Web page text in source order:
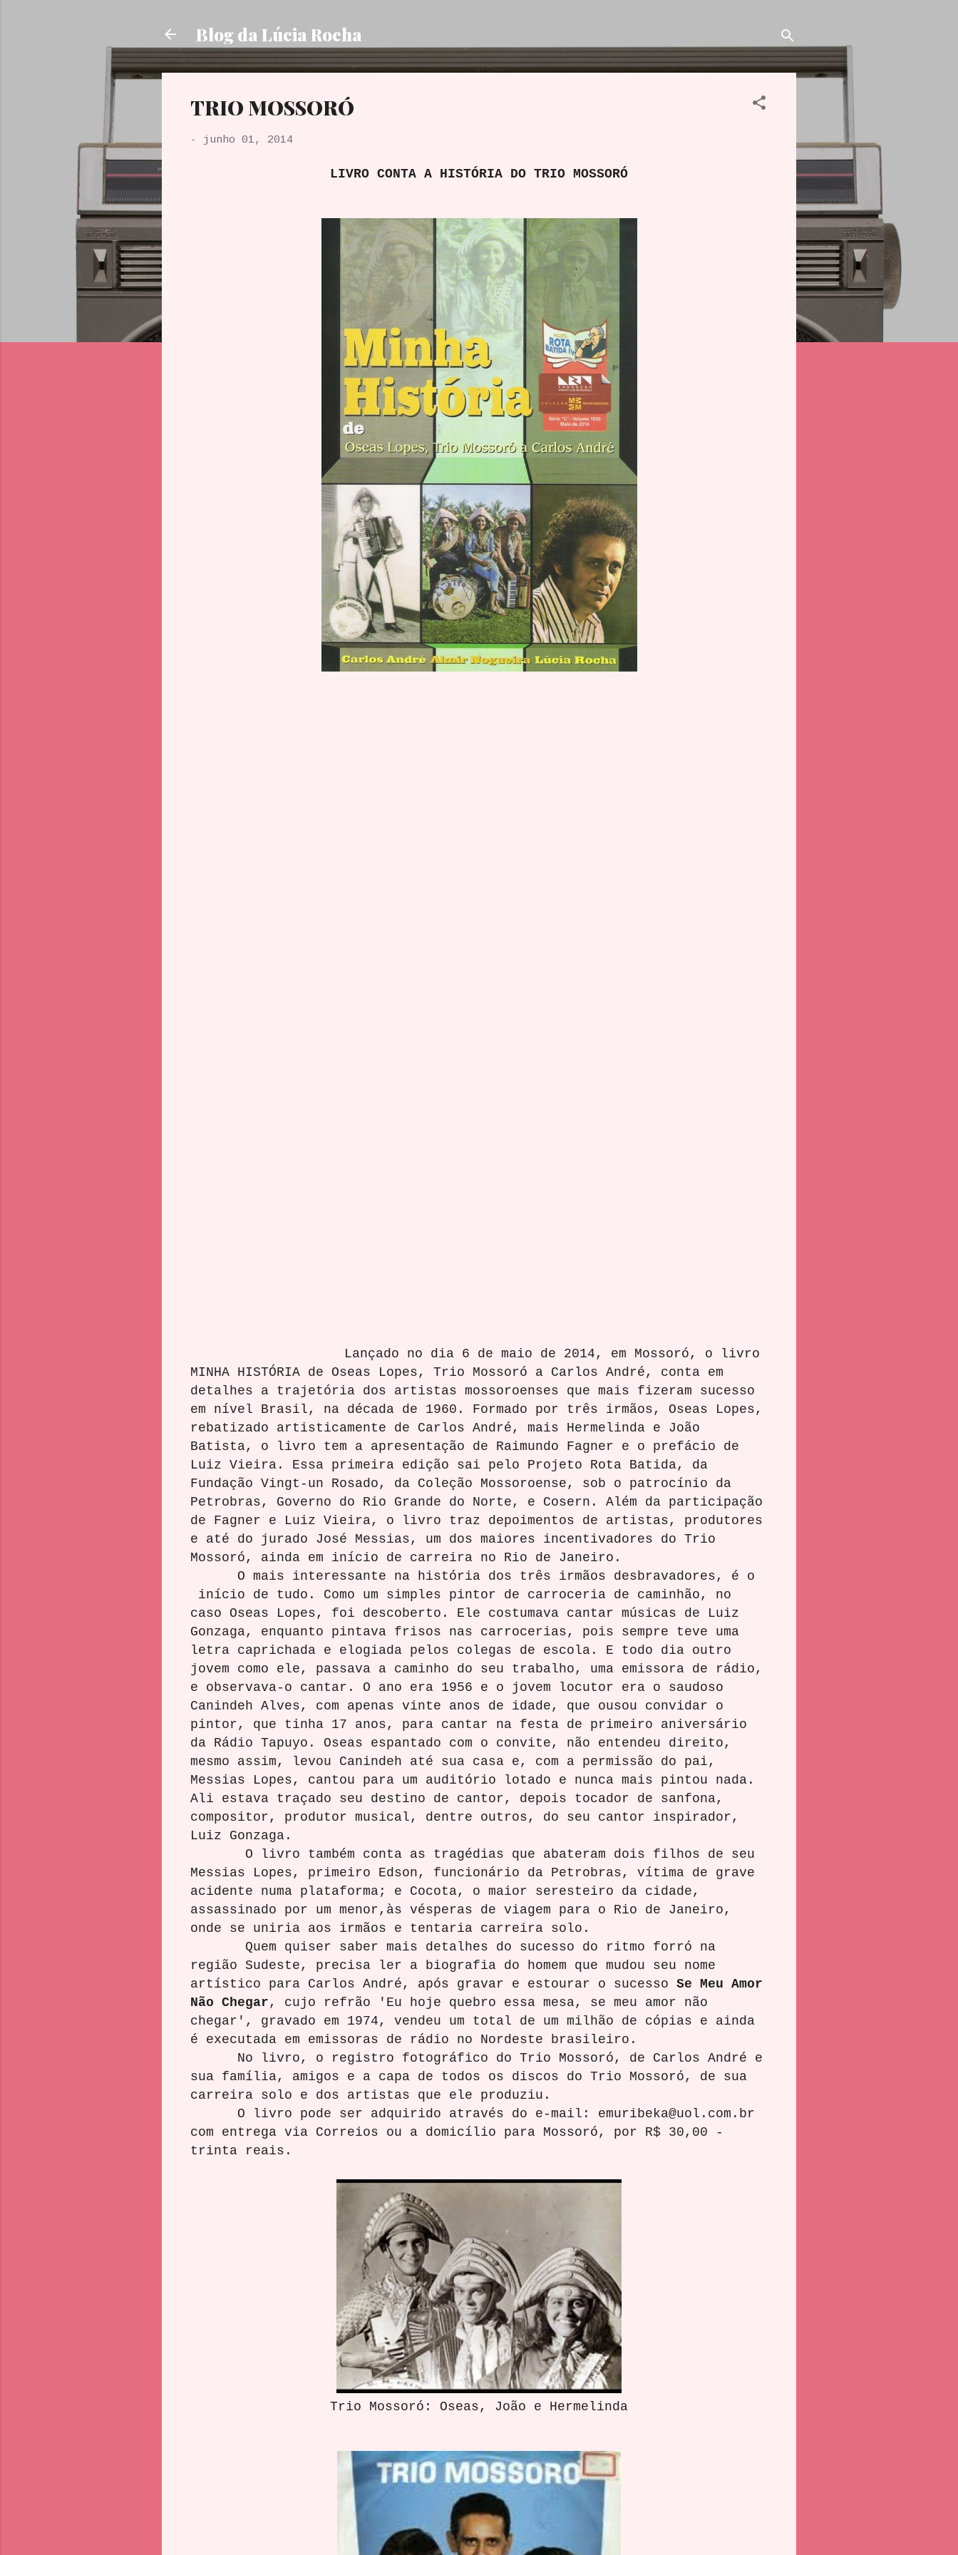
Blog da Lúcia Rocha
TRIO MOSSORÓ
- junho 01, 2014
LIVRO CONTA A HISTÓRIA DO TRIO MOSSORÓ
Lançado no dia 6 de maio de 2014, em Mossoró, o livro
MINHA HISTÓRIA de Oseas Lopes, Trio Mossoró a Carlos André, conta em
detalhes a trajetória dos artistas mossoroenses que mais fizeram sucesso
em nível Brasil, na década de 1960. Formado por três irmãos, Oseas Lopes,
rebatizado artisticamente de Carlos André, mais Hermelinda e João
Batista, o livro tem a apresentação de Raimundo Fagner e o prefácio de
Luiz Vieira. Essa primeira edição sai pelo Projeto Rota Batida, da
Fundação Vingt-un Rosado, da Coleção Mossoroense, sob o patrocínio da
Petrobras, Governo do Rio Grande do Norte, e Cosern. Além da participação
de Fagner e Luiz Vieira, o livro traz depoimentos de artistas, produtores
e até do jurado José Messias, um dos maiores incentivadores do Trio
Mossoró, ainda em início de carreira no Rio de Janeiro.
O mais interessante na história dos três irmãos desbravadores, é o
início de tudo. Como um simples pintor de carroceria de caminhão, no
caso Oseas Lopes, foi descoberto. Ele costumava cantar músicas de Luiz
Gonzaga, enquanto pintava frisos nas carrocerias, pois sempre teve uma
letra caprichada e elogiada pelos colegas de escola. E todo dia outro
jovem como ele, passava a caminho do seu trabalho, uma emissora de rádio,
e observava-o cantar. O ano era 1956 e o jovem locutor era o saudoso
Canindeh Alves, com apenas vinte anos de idade, que ousou convidar o
pintor, que tinha 17 anos, para cantar na festa de primeiro aniversário
da Rádio Tapuyo. Oseas espantado com o convite, não entendeu direito,
mesmo assim, levou Canindeh até sua casa e, com a permissão do pai,
Messias Lopes, cantou para um auditório lotado e nunca mais pintou nada.
Ali estava traçado seu destino de cantor, depois tocador de sanfona,
compositor, produtor musical, dentre outros, do seu cantor inspirador,
Luiz Gonzaga.
O livro também conta as tragédias que abateram dois filhos de seu
Messias Lopes, primeiro Edson, funcionário da Petrobras, vítima de grave
acidente numa plataforma; e Cocota, o maior seresteiro da cidade,
assassinado por um menor,às vésperas de viagem para o Rio de Janeiro,
onde se uniria aos irmãos e tentaria carreira solo.
Quem quiser saber mais detalhes do sucesso do ritmo forró na
região Sudeste, precisa ler a biografia do homem que mudou seu nome
artístico para Carlos André, após gravar e estourar o sucesso Se Meu Amor
Não Chegar , cujo refrão 'Eu hoje quebro essa mesa, se meu amor não
chegar', gravado em 1974, vendeu um total de um milhão de cópias e ainda
é executada em emissoras de rádio no Nordeste brasileiro.
No livro, o registro fotográfico do Trio Mossoró, de Carlos André e
sua família, amigos e a capa de todos os discos do Trio Mossoró, de sua
carreira solo e dos artistas que ele produziu.
O livro pode ser adquirido através do e-mail: emuribeka@uol.com.br
com entrega via Correios ou a domicílio para Mossoró, por R$ 30,00 -
trinta reais.
Trio Mossoró: Oseas, João e Hermelinda